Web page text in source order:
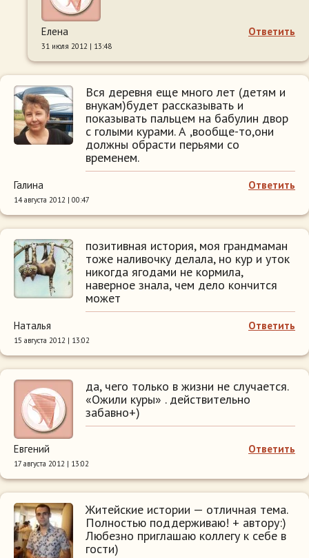
Ответить
Елена
31 июля 2012 | 13:48
Вся деревня еще много лет (детям и
внукам)будет рассказывать и
показывать пальцем на бабулин двор
с голыми курами. А ,вообще-то,они
должны обрасти перьями со
временем.
Ответить
Галина
14 августа 2012 | 00:47
позитивная история, моя грандмаман
тоже наливочку делала, но кур и уток
никогда ягодами не кормила,
наверное знала, чем дело кончится
может
Ответить
Наталья
15 августа 2012 | 13:02
да, чего только в жизни не случается.
«Ожили куры» . действительно
забавно+)
Ответить
Евгений
17 августа 2012 | 13:02
Житейские истории — отличная тема.
Полностью поддерживаю! + автору:)
Любезно приглашаю коллегу к себе в
гости)